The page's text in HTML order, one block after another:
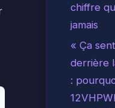
chiffre
jamais
« Ça
derrière
: